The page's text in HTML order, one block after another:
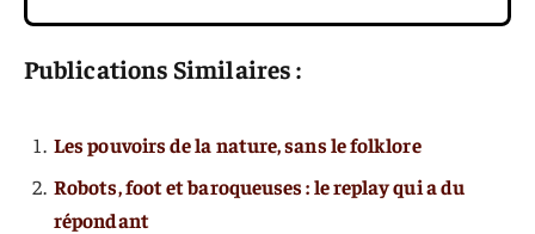
Publications Similaires :
Les pouvoirs de la nature, sans le folklore
Robots, foot et baroqueuses : le replay qui a du
répondant